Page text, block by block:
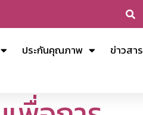
ประกันคุณภาพ ข่าวสาร